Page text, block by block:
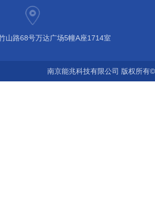
山路68号万达广场5幢A座1714室
南京能兆科技有限公司 版权所有